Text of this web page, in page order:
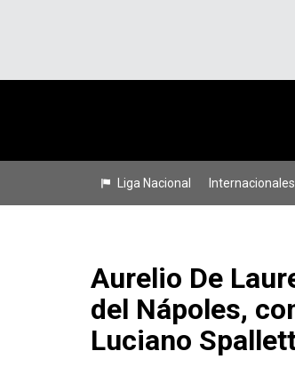
Liga Nacional Internacionales
Aurelio De
del Nápoles,
Luciano